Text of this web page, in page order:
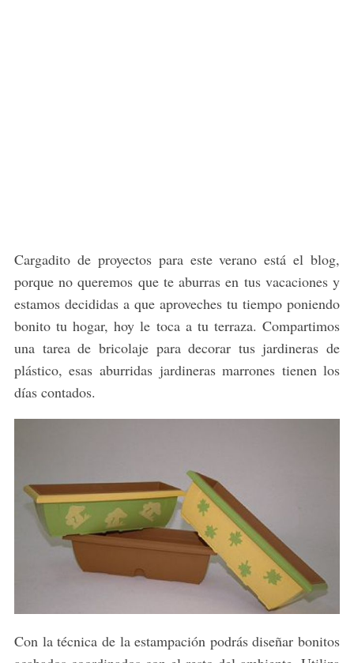
Cargadito de proyectos para este verano está el blog,
porque no queremos que te aburras en tus vacaciones y
estamos decididas a que aproveches tu tiempo poniendo
bonito tu hogar, hoy le toca a tu terraza. Compartimos
una tarea de bricolaje para decorar tus jardineras de
plástico, esas aburridas jardineras marrones tienen los
días contados.
Con la técnica de la estampación podrás diseñar bonitos